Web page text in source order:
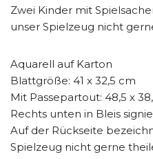
Zwei Kinder mit
unser Spielzeug nicht
Aquarell auf Karton
Blattgröße: 41 x 32,5 cm
Mit Passepartout: 48,5 x
Rechts unten in Bleis
Auf der Rückseite
Spielzeug nicht gerne